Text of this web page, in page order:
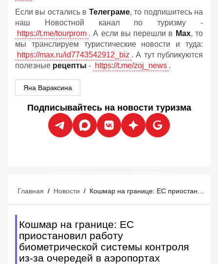
Если вы остались в Телеграме, то подпишитесь на
наш Новостной канал по туризму -
https://t.me/tourprom . А если вы перешли в Мах, то
мы транслируем туристические новости и туда:
https://max.ru/id7743542912_biz . А тут публикуются
полезные рецепты - https://t.me/zoj_news .
Яна Вараксина
Подписывайтесь на новости туризма
Главная / Новости /
Кошмар на границе: ЕС
приостановил работу
биометрической системы контроля
из-за очередей в аэропортах